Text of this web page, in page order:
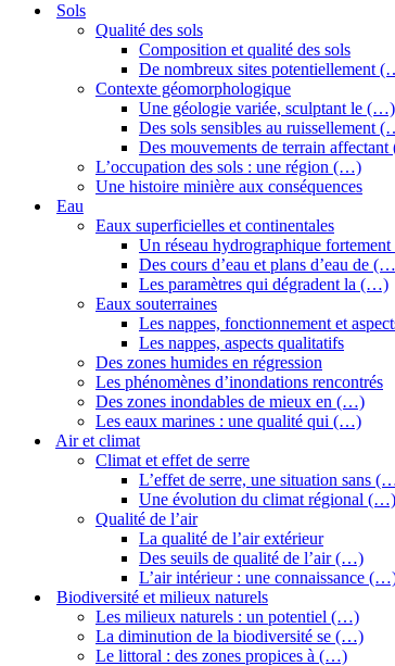
Sols
Qualité des sols
Composition et qualité des sols
De nombreux sites potentiellement
Contexte géomorphologique
Une géologie variée, sculptant le (…)
Des sols sensibles au ruissellement
Des mouvements de terrain
L’occupation des sols : une région (…)
Une histoire minière aux conséquences
Eau
Eaux superficielles et continentales
Un réseau hydrographique
Des cours d’eau et plans d’eau de
Les paramètres qui dégradent la (…)
Eaux souterraines
Les nappes, fonctionnement et
Les nappes, aspects qualitatifs
Des zones humides en régression
Les phénomènes d’inondations rencontrés
Des zones inondables de mieux en (…)
Les eaux marines : une qualité qui (…)
Air et climat
Climat et effet de serre
L’effet de serre, une situation sans
Une évolution du climat régional (…)
Qualité de l’air
La qualité de l’air extérieur
Des seuils de qualité de l’air (…)
L’air intérieur : une connaissance
Biodiversité et milieux naturels
Les milieux naturels : un potentiel (…)
La diminution de la biodiversité se (…)
Le littoral : des zones propices à (…)